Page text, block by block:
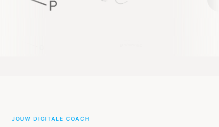
JOUW DIGITALE COACH